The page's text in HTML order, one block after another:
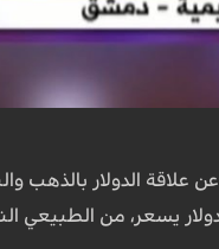
الدولار بالذهب
يسعر، من الطبيعي